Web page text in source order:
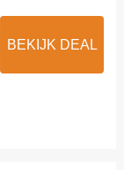
BEKIJK DEAL